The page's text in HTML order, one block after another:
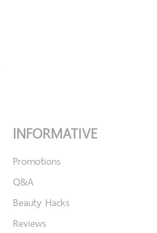
INFORMATIVE
Promotions
Q&A
Beauty Hacks
Reviews